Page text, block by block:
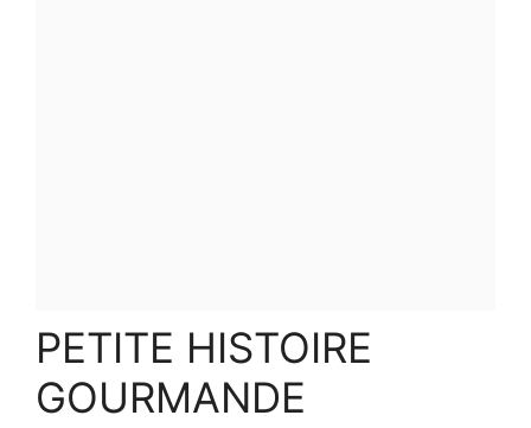
PETITE HISTOIRE
GOURMANDE